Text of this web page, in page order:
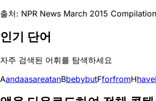
출처: NPR News March 2015 Compilation
인기 단어
자주 검색된 어휘를 탐색하세요
AandaasareatanBbebybutFforfromHhave